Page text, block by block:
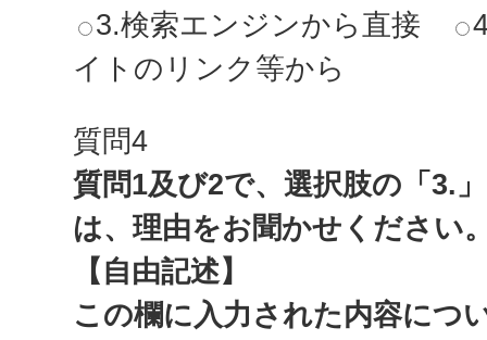
3.検索エンジンから直接
イトのリンク等から
質問4
質問1及び2で、選択肢の「3.
は、理由をお聞かせください
【自由記述】
この欄に入力された内容につ